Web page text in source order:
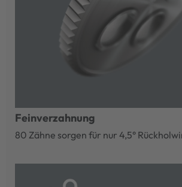
Feinverzahnung
80 Zähne sorgen für nur 4,5°